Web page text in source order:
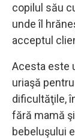
copilul său
unde îl
acceptul
Acesta este
uriaşă
dificultăţile,
fără mamă
bebeluşului